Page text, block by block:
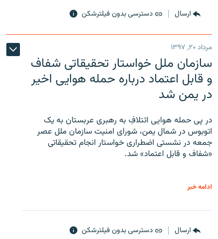
ارسال دسترسی بدون فیلترشکن
مرداد ۲۰, ۱۳۹۷
سازمان ملل خواستار تحقیقاتی شفاف
و قابل اعتماد درباره حمله هوایی اخیر
در یمن شد
در پی حمله هوایی ائتلافِ به رهبری عربستان به یک
اتوبوس در شمال یمن، شورای امنیت سازمان ملل عصر
جمعه در نشستی اضطراری خواستار انجام تحقیقاتی
«شفاف و قابل اعتماد» شد.
ادامه خبر
ارسال دسترسی بدون فیلترشکن